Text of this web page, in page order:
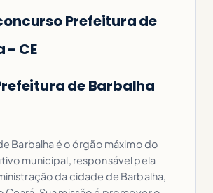
Prefeitura de
- CE
de Barbalha
Barbalha é o órgão máximo do
municipal, responsável pela
da cidade de Barbalha,